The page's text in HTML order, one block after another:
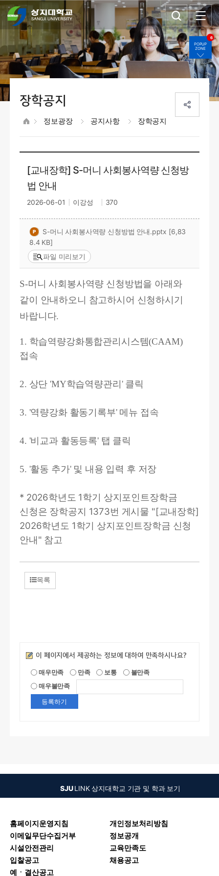
POPUP
ZONE
6
장학공지
정보광장 공지사항 장학공지
[교내장학] S-머니 사회봉사역량 신청방
법 안내
이강성 370
2026-06-01
S-머니 사회봉사역량 신청방법 안내.pptx [6,83
8.4 KB]
파일 미리보기
S-머니 사회봉사역량 신청방법을 아래와
같이 안내하오니 참고하시어 신청하시기
바랍니다.
1. 학습역량강화통합관리시스템(CAAM)
접속
2. 상단 'MY학습역량관리' 클릭
3. '역량강화 활동기록부' 메뉴 접속
4. '비교과 활동등록' 탭 클릭
5. '활동 추가' 및 내용 입력 후 저장
* 2026학년도 1학기 상지포인트장학금
신청은 장학공지 1373번 게시물 "[교내장학]
2026학년도 1학기 상지포인트장학금 신청
안내" 참고
목록
만족도조사
이 페이지에서 제공하는 정보에 대하여 만족하시나요?
매우만족 만족 보통
불만족
매우불만족
SJU LINK 상지대학교 기관 및 학과 보기
홈페이지운영지침
개인정보처리방침
이메일무단수집거부
정보공개
시설안전관리
교육만족도
입찰공고
채용공고
예ㆍ결산공고